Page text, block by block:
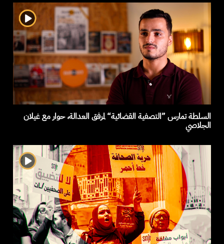
السلطة تمارس ”التصفية القضائية“ لمرفق العدالة، حوار مع غيلان
الجلاصي